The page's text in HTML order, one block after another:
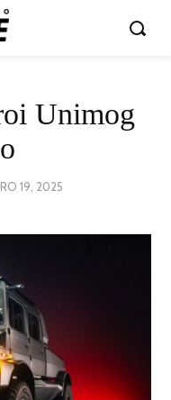
Unimog
19, 2025